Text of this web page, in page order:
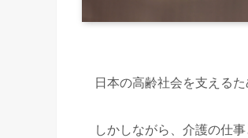
日本の高齢社会を支える
しかしながら、介護の仕